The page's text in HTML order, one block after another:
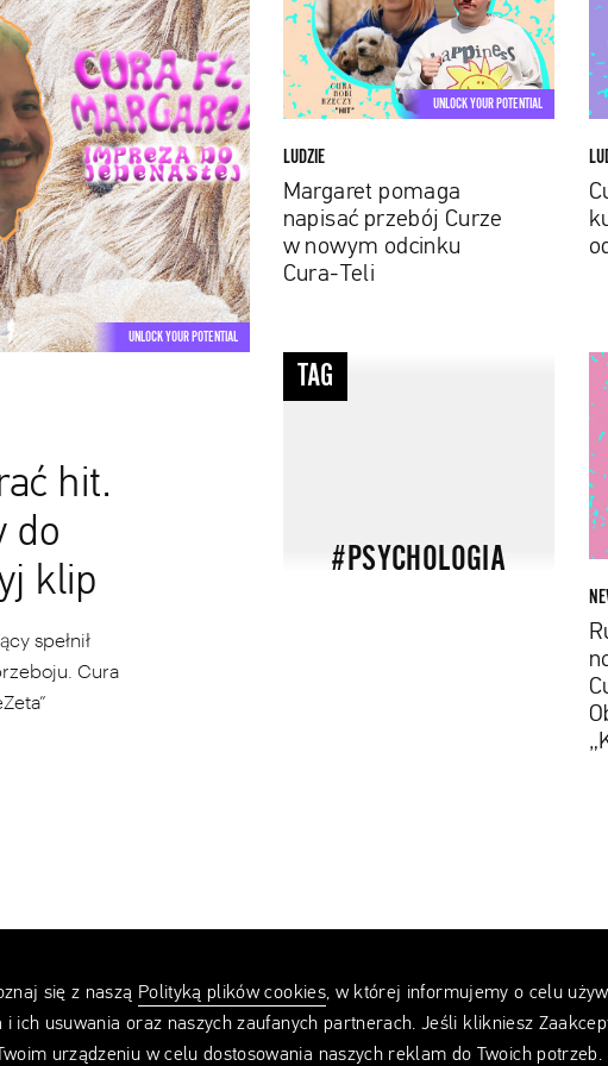
UNLOCK YOUR POTENTIAL
hit.
do
klip
spełnił
Cura
przebój
Curze
w
nowym
odcinku
Cura-
Teli
UNLOCK YOUR POTENTIAL
LUDZIE
Margaret pomaga
napisać przebój Curze
w nowym odcinku
Cura-Teli
#psychologia
TAG
#PSYCHOLOGIA
Tela
–
nowy
robi
się z naszą Polityką plików cookies, w której informujemy o celu
ich usuwania oraz naszych zaufanych partnerach. Jeśli klikniesz
urządzeniu w celu dostosowania naszych reklam do Twoich potrzeb.